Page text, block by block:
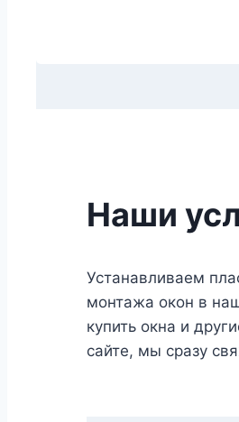
Наши
Устанавливаем
монтажа окон в
купить окна и
сайте, мы сразу